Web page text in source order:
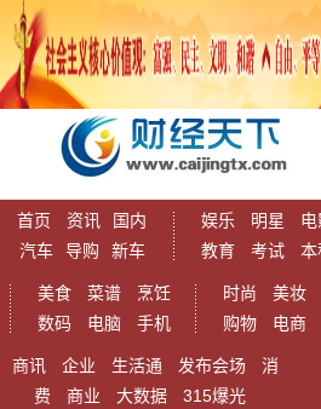
首页 资讯
国内
汽车
导购 新车
娱乐 明星
电
教育
考试 本
美食 菜谱
烹饪
数码
电脑 手机
时尚 美妆
购物
电商
商讯 企业 生活通 发布会场
消
费
商业 大数据 315爆光